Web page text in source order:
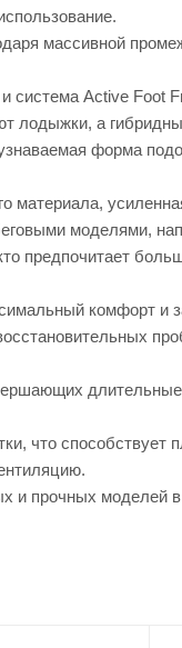
массивной
Active Foot
лодыжки, а
форма
материала,
моделями,
предпочитает
комфорт и
что способствует
и прочных моделей